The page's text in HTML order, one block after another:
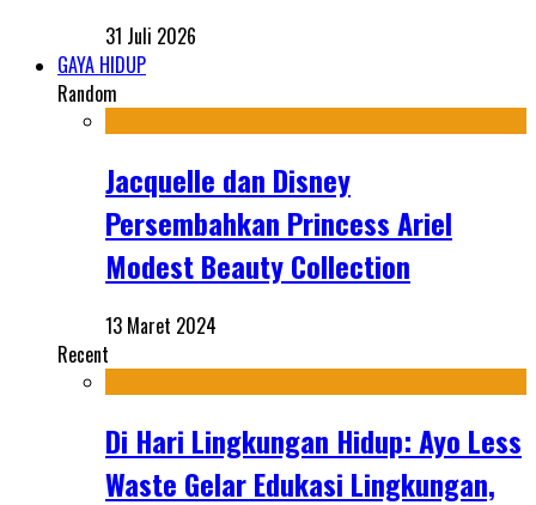
31 Juli 2026
GAYA HIDUP
Random
Jacquelle dan Disney
Persembahkan Princess Ariel
Modest Beauty Collection
13 Maret 2024
Recent
Di Hari Lingkungan Hidup: Ayo Less
Waste Gelar Edukasi Lingkungan,